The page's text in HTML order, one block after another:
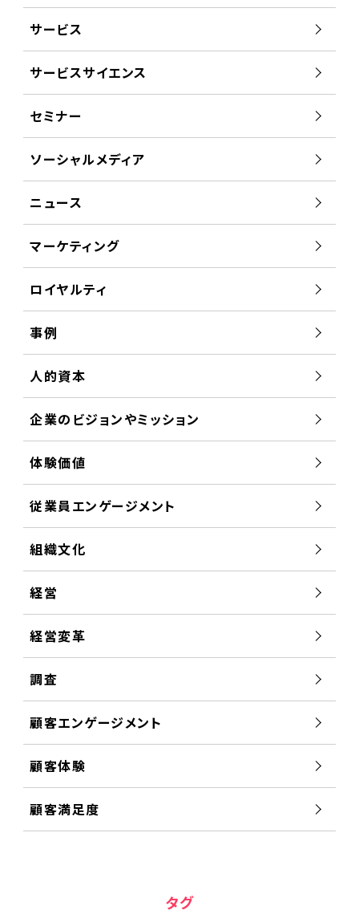
サービス
サービスサイエンス
セミナー
ソーシャルメディア
ニュース
マーケティング
ロイヤルティ
事例
人的資本
企業のビジョンやミッション
体験価値
従業員エンゲージメント
組織文化
経営
経営変革
調査
顧客エンゲージメント
顧客体験
顧客満足度
タグ